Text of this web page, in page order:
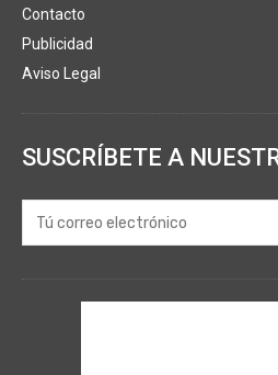
Contacto
Publicidad
Aviso Legal
SUSCRÍBETE A